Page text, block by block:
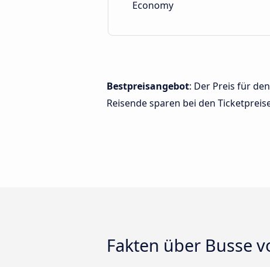
Economy
Bestpreisangebot: Der Preis für
Reisende sparen bei den
Fakten über Busse